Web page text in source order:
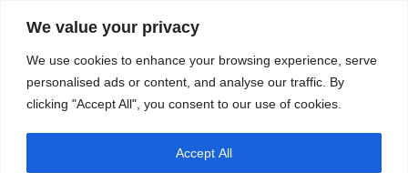
We value your privacy
We use cookies to enhance your browsing experience, serve
personalised ads or content, and analyse our traffic. By
clicking "Accept All", you consent to our use of cookies.
Accept All
स्रोत
मेनू